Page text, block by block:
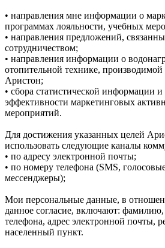
• направления мне информации о
программах лояльности, учебных
• направления предложений,
сотрудничеством;
• направления информации о
отопительной технике, производимой
Аристон;
• сбора статистической информации и
эффективности маркетинговых
мероприятий.
Для достижения указанных целей
использовать следующие каналы
• по адресу электронной почты;
• по номеру телефона (SMS,
мессенджеры);
Мои персональные данные, в
данное согласие, включают:
телефона, адрес электронной почты,
населенный пункт.